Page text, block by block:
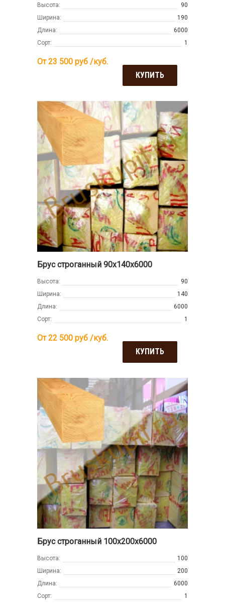
Высота:
90
Ширина:
190
Длина:
6000
Сорт:
1
От 23 500 руб /куб.
КУПИТЬ
Брус строганный 90х140х6000
Высота:
90
Ширина:
140
Длина:
6000
Сорт:
1
От 22 500 руб /куб.
КУПИТЬ
Брус строганный 100х200х6000
Высота:
100
Ширина:
200
Длина:
6000
Сорт:
1